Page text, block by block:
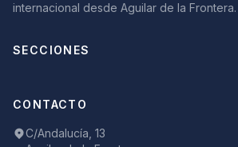
internacional desde Aguilar de la Frontera.
SECCIONES
CONTACTO
C/Andalucía, 13